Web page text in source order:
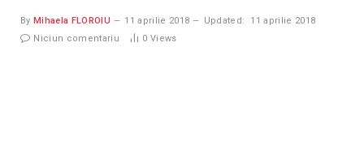
By Mihaela FLOROIU 11 aprilie 2018 Updated:
11 aprilie 2018
Niciun comentariu
0 Views